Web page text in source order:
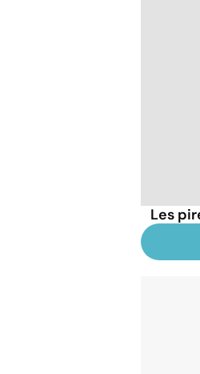
Les